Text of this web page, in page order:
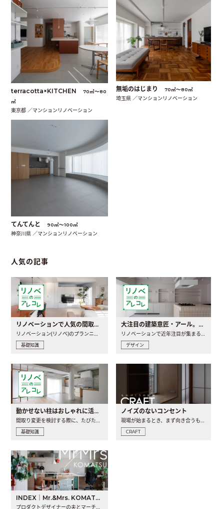
terracotta×KITCHEN
70㎡〜80
㎡
東京都 ／マンションリノベーション
無垢のはじまり 70㎡〜80㎡
埼玉県 ／マンションリノベーション
てんてんと 90㎡〜100㎡
神奈川県 ／マンションリノベーション
人気の記事
リノベーションで人気の間取りとは？トレンドの間取りと実例を徹底解説
リノベーション(リノベ)のプランニングで一番最初に決めるのは..
基礎知識
大注目の建築意匠・アール。人気の理由と空間に取り入れるポイント
リノベーションで近年注目が集まる建築意匠の一つであるアール..
デザイン
動かせない柱はおしゃれに活用！柱を魅せるリノベーション(リノベ)4選
間取り変更を検討する際に、たびたび皆さんの頭を悩ませる動か..
基礎知識
ノイズのないコンセント
現場が始まるとき、まず向き合うものの一つがコンセントです..
CRAFT
INDEX｜Mr.&Mrs. KOMATSU renovation diary
プロダクトデザイナーの夫とマーチャンダイザーの妻が、夫婦で..